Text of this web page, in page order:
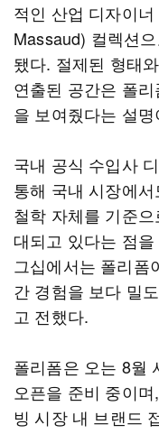
적인 산업 디자이
Massaud) 컬렉션
됐다. 절제된 형태
연출된 공간은 폴
을 보여줬다는 설명
국내 공식 수입사
통해 국내 시장에
철학 자체를 기준
대되고 있다는 점
그십에서는 폴리폼
간 경험을 보다 밀
고 전했다.
폴리폼은 오는 8월
오픈을 준비 중이
빙 시장 내 브랜드